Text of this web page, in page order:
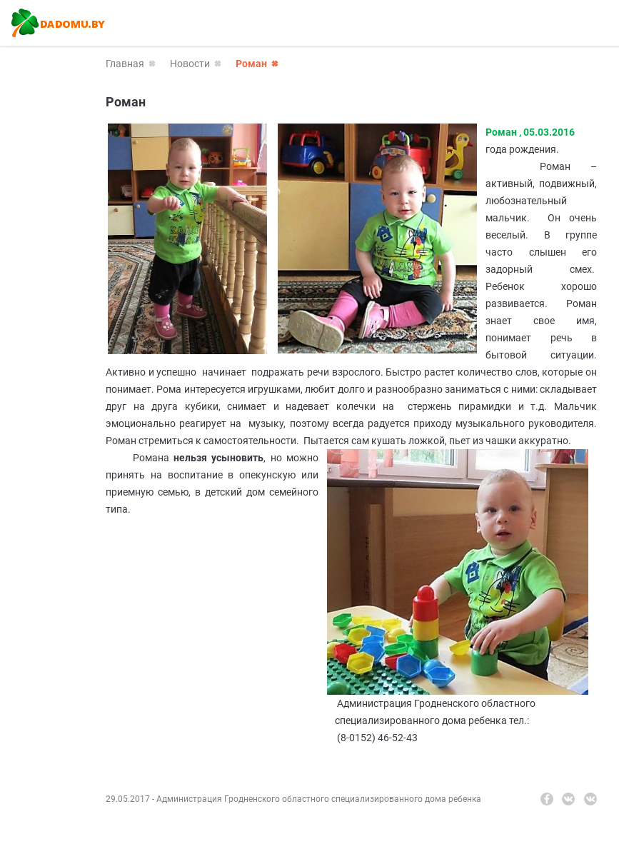
Главная Новости Роман
Роман
Роман , 05.03.2016
года рождения.
Роман –
активный, подвижный,
любознательный
мальчик. Он очень
веселый. В группе
часто слышен его
задорный смех.
Ребенок хорошо
развивается. Роман
знает свое имя,
понимает речь в
бытовой ситуации.
Активно и успешно начинает подражать речи взрослого. Быстро растет количество слов, которые он
понимает. Рома интересуется игрушками, любит долго и разнообразно заниматься с ними: складывает
друг на друга кубики, снимает и надевает колечки на стержень пирамидки и т.д. Мальчик
эмоционально реагирует на музыку, поэтому всегда радуется приходу музыкального руководителя.
Роман стремиться к самостоятельности. Пытается сам кушать ложкой, пьет из чашки аккуратно.
Романа нельзя усыновить, но можно
принять на воспитание в опекунскую или
приемную семью, в детский дом семейного
типа.
Администрация Гродненского областного
специализированного дома ребенка тел.:
(8-0152) 46-52-43
29.05.2017 - Администрация Гродненского областного специализированного дома ребенка